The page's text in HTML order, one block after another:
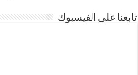
تابعنا على الفيسبوك